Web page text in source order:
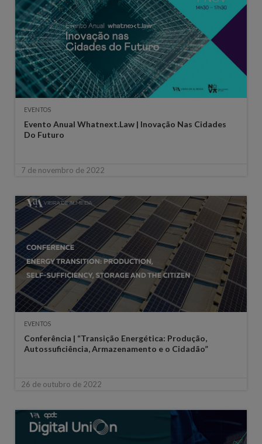
EVENTOS
Evento Anual Whatnext.Law | Inovação Nas Cidades
Do Futuro
7 de novembro de 2022
EVENTOS
Conferência | “Transição Energética: Produção,
Autossuficiência, Armazenamento e o Cidadão”
26 de outubro de 2022